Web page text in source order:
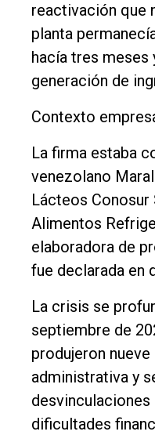
Deportes
Fúnebres
Nosotros
Contacto
reactivación que
planta
hacía tres meses
generación de
Contexto
La firma estaba
venezolano
Lácteos Conosur
Alimentos
elaboradora de
fue declarada en
La crisis se
septiembre de
produjeron
administrativa y
desvinculaciones
dificultades